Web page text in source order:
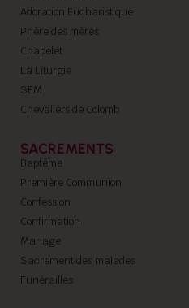
Adoration Eucharistique
Prière des mères
Chapelet
La Liturgie
SEM
Chevaliers de Colomb
SACREMENTS
Baptême
Première Communion
Confession
Confirmation
Mariage
Sacrement des malades
Funérailles